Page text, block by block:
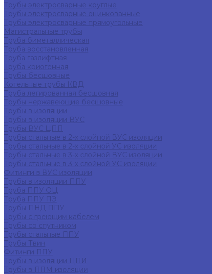
Трубы электросварные круглые
Трубы электросварные оцинкованные
Трубы электросварные прямоугольные
Магистральные трубы
Труба биметаллическая
Труба восстановленная
Труба газлифтная
Труба криогенная
Трубы бесшовные
Котельные трубы КВД
Труба легированная бесшовная
Трубы нержавеющие бесшовные
Трубы в изоляции
Трубы в изоляции ВУС
Трубы ВУС ЦПП
Трубы стальные в 2-х слойной ВУС изоляции
Трубы стальные в 2-х слойной УС изоляции
Трубы стальные в 3-х слойной ВУС изоляции
Трубы стальные в 3-х слойной УС изоляции
Фитинги в ВУС изоляции
Трубы в изоляции ППУ
Труба ППУ ОЦ
Труба ППУ ПЭ
Трубы ПНД ППУ
Трубы с греющим кабелем
Трубы со спутником
Трубы стальные ППУ
Трубы Твин
Фитинги ППУ
Трубы в изоляции ЦПИ
Трубы в ППМ изоляции